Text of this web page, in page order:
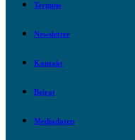
Termine
Newsletter
Kontakt
Beirat
Mediadaten